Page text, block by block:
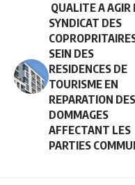
QUALITE A AGIR
SYNDICAT DES
SEIN DES
RESIDENCES DE
TOURISME EN
REPARATION DES
DOMMAGES
AFFECTANT LES
PARTIES